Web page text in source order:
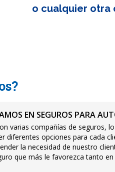
o cualquier otra
EN SEGUROS PARA
varias compañías de seguros,
diferentes opciones para cada
la necesidad de nuestro
que más le favorezca tanto